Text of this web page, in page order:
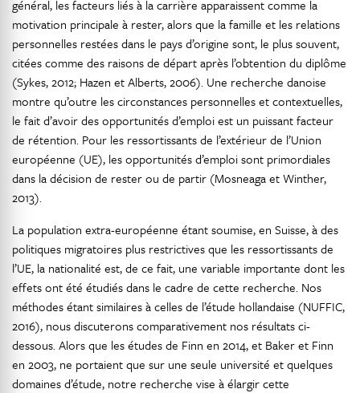
général, les facteurs liés à la carrière apparaissent comme la
motivation principale à rester, alors que la famille et les relations
personnelles restées dans le pays d’origine sont, le plus souvent,
citées comme des raisons de départ après l’obtention du diplôme
(Sykes, 2012; Hazen et Alberts, 2006). Une recherche danoise
montre qu’outre les circonstances personnelles et contextuelles,
le fait d’avoir des opportunités d’emploi est un puissant facteur
de rétention. Pour les ressortissants de l’extérieur de l’Union
européenne (UE), les opportunités d’emploi sont primordiales
dans la décision de rester ou de partir (Mosneaga et Winther,
2013).
La population extra-européenne étant soumise, en Suisse, à des
politiques migratoires plus restrictives que les ressortissants de
l’UE, la nationalité est, de ce fait, une variable importante dont les
effets ont été étudiés dans le cadre de cette recherche. Nos
méthodes étant similaires à celles de l’étude hollandaise (NUFFIC,
2016), nous discuterons comparativement nos résultats ci-
dessous. Alors que les études de Finn en 2014, et Baker et Finn
en 2003, ne portaient que sur une seule université et quelques
domaines d’étude, notre recherche vise à élargir cette